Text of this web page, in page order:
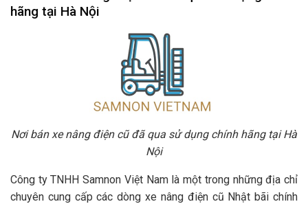
hãng tại Hà Nội
Nơi bán xe nâng điện cũ đã qua sử dụng chính hãng tại Hà
Nội
Công ty TNHH Samnon Việt Nam là một trong những địa chỉ
chuyên cung cấp các dòng xe nâng điện cũ Nhật bãi chính